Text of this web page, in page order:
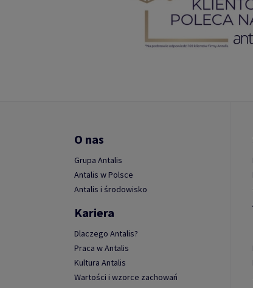
O nas
Grupa Antalis
Antalis w Polsce
Antalis i środowisko
Kariera
Dlaczego Antalis?
Praca w Antalis
Kultura Antalis
Wartości i wzorce zachowań